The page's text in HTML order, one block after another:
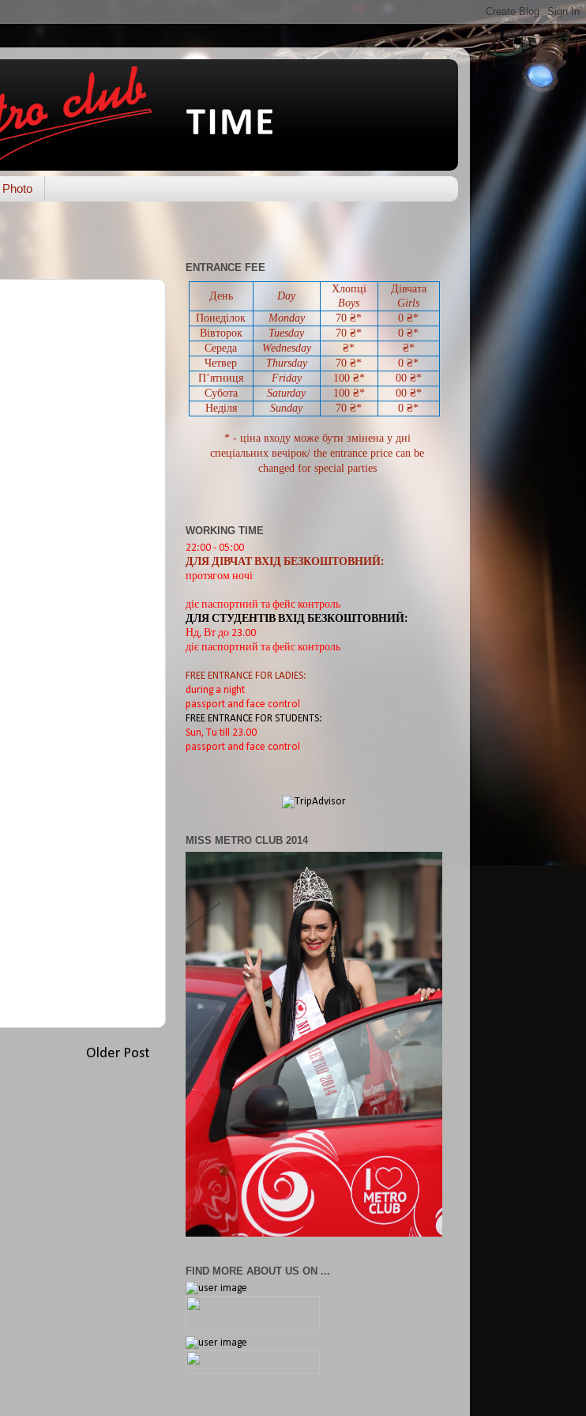
Photo
Older Post
ENTRANCE FEE
День Day
Хлопці
Boys
Дівчата
Girls
Понеділок
Monday 70 ₴* 0 ₴*
Вівторок
Tuesday 70 ₴* 0 ₴*
Середа
Wednesday ₴*
₴*
Четвер
Thursday 70 ₴* 0 ₴*
П’ятниця
Friday 100 ₴* 00₴*
Субота
Saturday 100 ₴* 00₴*
Неділя
Sunday 70 ₴* 0 ₴*
* - ціна входу може бути змінена у дні
спеціальних вечірок/ the entrance price can be
changed for special parties
WORKING TIME
22:00 - 05:00
ДЛЯ ДІВЧАТ ВХІД БЕЗКОШТОВНИЙ:
протягом ночі
діє паспортний та фейс контроль
ДЛЯ СТУДЕНТІВ ВХІД БЕЗКОШТОВНИЙ:
Нд, Вт до 23.00
діє паспортний та фейс контроль
FREE ENTRANCE FOR LADIES:
during a night
passport and face control
FREE ENTRANCE FOR STUDENTS:
Sun, Tu till 23.00
passport and face control
MISS METRO CLUB 2014
FIND MORE ABOUT US ON ...